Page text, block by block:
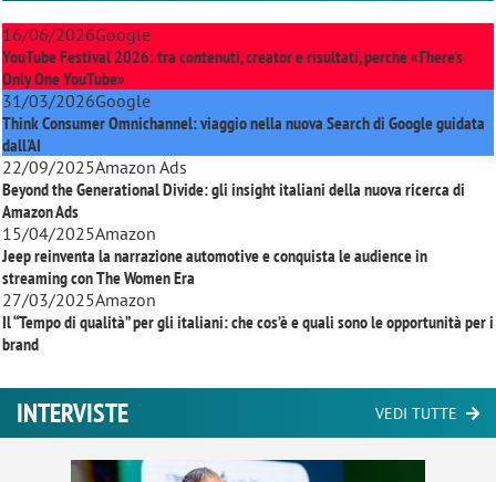
16/06/2026Google
YouTube Festival 2026: tra contenuti, creator e risultati, perché «There’s
Only One YouTube»
31/03/2026Google
Think Consumer Omnichannel: viaggio nella nuova Search di Google guidata
dall'AI
22/09/2025Amazon Ads
Beyond the Generational Divide: gli insight italiani della nuova ricerca di
Amazon Ads
15/04/2025Amazon
Jeep reinventa la narrazione automotive e conquista le audience in
streaming conThe Women Era
27/03/2025Amazon
Il “Tempo di qualità” per gli italiani: che cos’è e quali sono le opportunità per i
brand
INTERVISTE VEDI TUTTE